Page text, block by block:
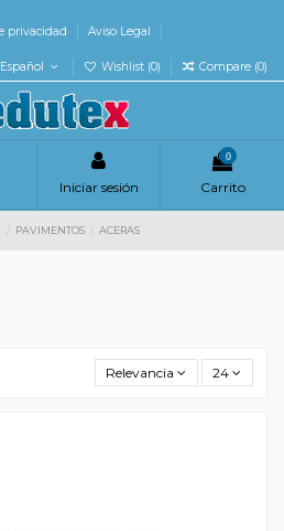
privacidad
Aviso Legal
Español
Wishlist (0) Compare (0)
Iniciar sesión
0
Carrito
PAVIMENTOS ACERAS
Relevancia 24